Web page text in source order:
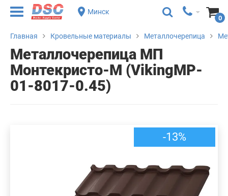
Минск
0
Главная Кровельные материалы Металлочерепица
Металлочерепица МП
Монтекристо-M (VikingMP-
01-8017-0.45)
-13%